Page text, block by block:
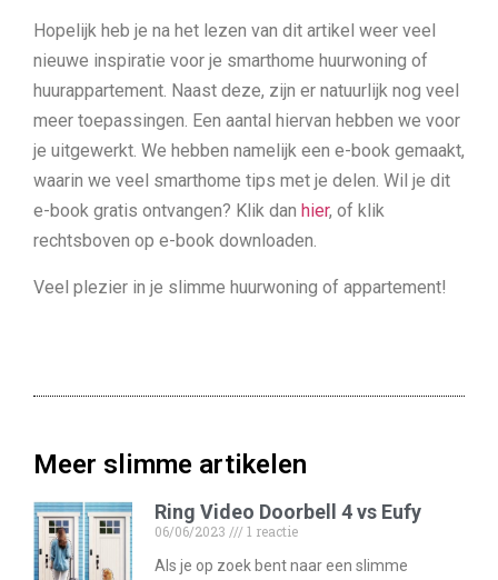
Hopelijk heb je na het lezen van dit artikel weer veel
nieuwe inspiratie voor je smarthome huurwoning of
huurappartement. Naast deze, zijn er natuurlijk nog veel
meer toepassingen. Een aantal hiervan hebben we voor
je uitgewerkt. We hebben namelijk een e-book gemaakt,
waarin we veel smarthome tips met je delen. Wil je dit
e-book gratis ontvangen? Klik dan hier, of klik
rechtsboven op e-book downloaden.
Veel plezier in je slimme huurwoning of appartement!
Meer slimme artikelen
Ring Video Doorbell 4 vs Eufy
06/06/2023
1 reactie
Als je op zoek bent naar een slimme